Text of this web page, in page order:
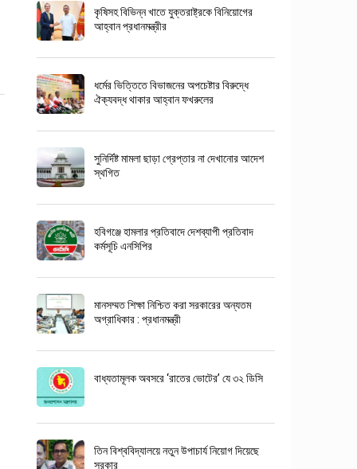
কৃষিসহ বিভিন্ন খাতে যুক্তরাষ্ট্রকে বিনিয়োগের
আহ্বান প্রধানমন্ত্রীর
ধর্মের ভিত্তিতে বিভাজনের অপচেষ্টার বিরুদ্ধে
ঐক্যবদ্ধ থাকার আহ্বান ফখরুলের
সুনির্দিষ্ট মামলা ছাড়া গ্রেপ্তার না দেখানোর আদেশ
স্থগিত
হবিগঞ্জে হামলার প্রতিবাদে দেশব্যাপী প্রতিবাদ
কর্মসূচি এনসিপির
মানসম্মত শিক্ষা নিশ্চিত করা সরকারের অন্যতম
অগ্রাধিকার : প্রধানমন্ত্রী
বাধ্যতামূলক অবসরে ‘রাতের ভোটের’ যে ৩২ ডিসি
তিন বিশ্ববিদ্যালয়ে নতুন উপাচার্য নিয়োগ দিয়েছে
সরকার